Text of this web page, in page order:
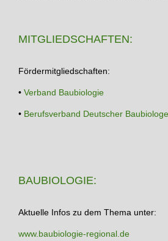
MITGLIEDSCHAFTEN:
Fördermitgliedschaften:
• Verband Baubiologie
• Berufsverband Deutscher
BAUBIOLOGIE:
Aktuelle Infos zu dem Thema unter:
www.baubiologie-regional.de